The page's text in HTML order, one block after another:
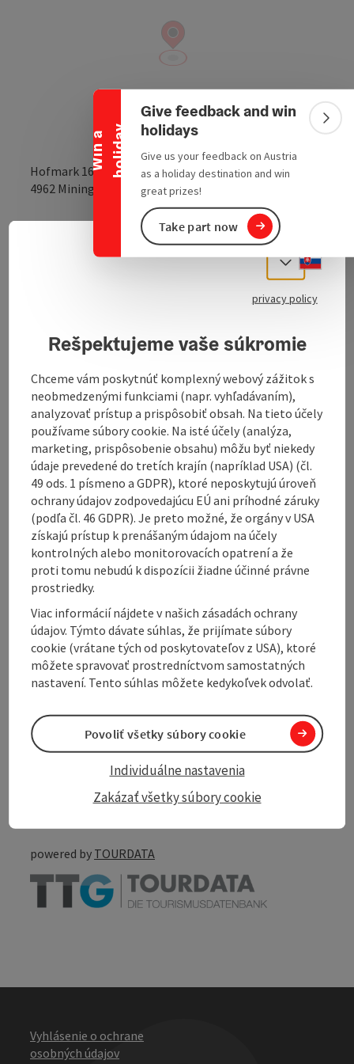
W
i
n
a
h
o
l
i
d
a y
Collapse banner
Give feedback and win
holidays
Give us your feedback on Austria
as a holiday destination and win
great prizes!
Take part now
Hofmark 16
4962 Mining
Our company specializes in blacksmithing and
railings, fences, gates, window grilles, Damascus
machinery and equipment.
Contact
Opening hours
Arrival
Suitability
Accessibility
Create PDF
Print article
Nearby
powered by TOURDATA
Vyhlásenie o ochrane
osobných údajov
Select
privacy policy
Rešpektujeme vaše súkromie
Chceme vám poskytnúť komplexný webový zážitok s
neobmedzenými funkciami (napr. vyhľadávaním),
analyzovať prístup a prispôsobiť obsah. Na tieto účely
používame súbory cookie. Na isté účely (analýza,
marketing, prispôsobenie obsahu) môžu byť niekedy
údaje prevedené do tretích krajín (napríklad USA) (čl.
49 ods. 1 písmeno a GDPR), ktoré neposkytujú úroveň
ochrany údajov zodpovedajúcu EÚ ani príhodné záruky
(podľa čl. 46 GDPR). Je preto možné, že orgány v USA
získajú prístup k prenášaným údajom na účely
kontrolných alebo monitorovacích opatrení a že
proti tomu nebudú k dispozícii žiadne účinné právne
prostriedky.
Viac informácií nájdete v našich zásadách ochrany
údajov. Týmto dávate súhlas, že prijímate súbory
cookie (vrátane tých od poskytovateľov z USA), ktoré
môžete spravovať prostredníctvom samostatných
nastavení. Tento súhlas môžete kedykoľvek odvolať.
Zakázať všetky súbory cookie
Individuálne nastavenia
Povoliť všetky súbory cookie